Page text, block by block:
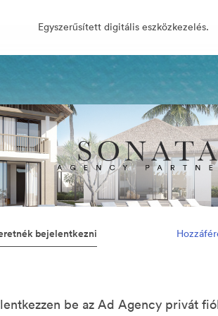
Egyszerűsített digitális eszközkezelés.
bejelentkezni
be az Ad Agency privát